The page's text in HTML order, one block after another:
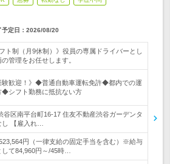
予定日： 2026/08/20
ト制（月9休制）》役員の専属ドライバーとし
管理をお任せします。
験歓迎！》◆普通自動車運転免許◆都内での運
◆シフト勤務に抵抗ない方
谷区南平台町16-17 住友不動産渋谷ガーデンタ
【雇入れ…
円（一律支給の固定手当を含む）※給与
て84,960円～/45時…